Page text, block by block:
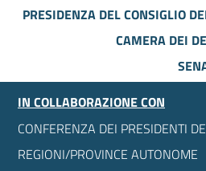
PRESIDENZA DEL CONSIGLIO
CAMERA DEI
IN COLLABORAZIONE CON
CONFERENZA DEI PRESIDENTI
REGIONI/PROVINCE AUTONOME